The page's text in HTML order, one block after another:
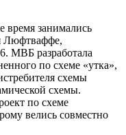
занимались
Люфтваффе,
МВБ разработала
по схеме «утка»,
схемы
схемы.
по схеме
велись совместно